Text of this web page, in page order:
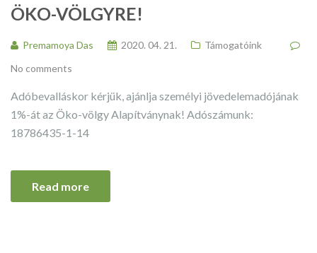
ÖKO-VÖLGYRE!
Premamoya Das 2020. 04. 21.
Támogatóink
No comments
Adóbevalláskor kérjük, ajánlja személyi jövedelemadójának
1%-át az Öko-völgy Alapítványnak! Adószámunk:
18786435-1-14
Read more